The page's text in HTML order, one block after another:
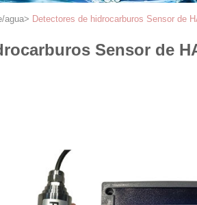
agua> Detectores de hidrocarburos Sensor de
Sensor de